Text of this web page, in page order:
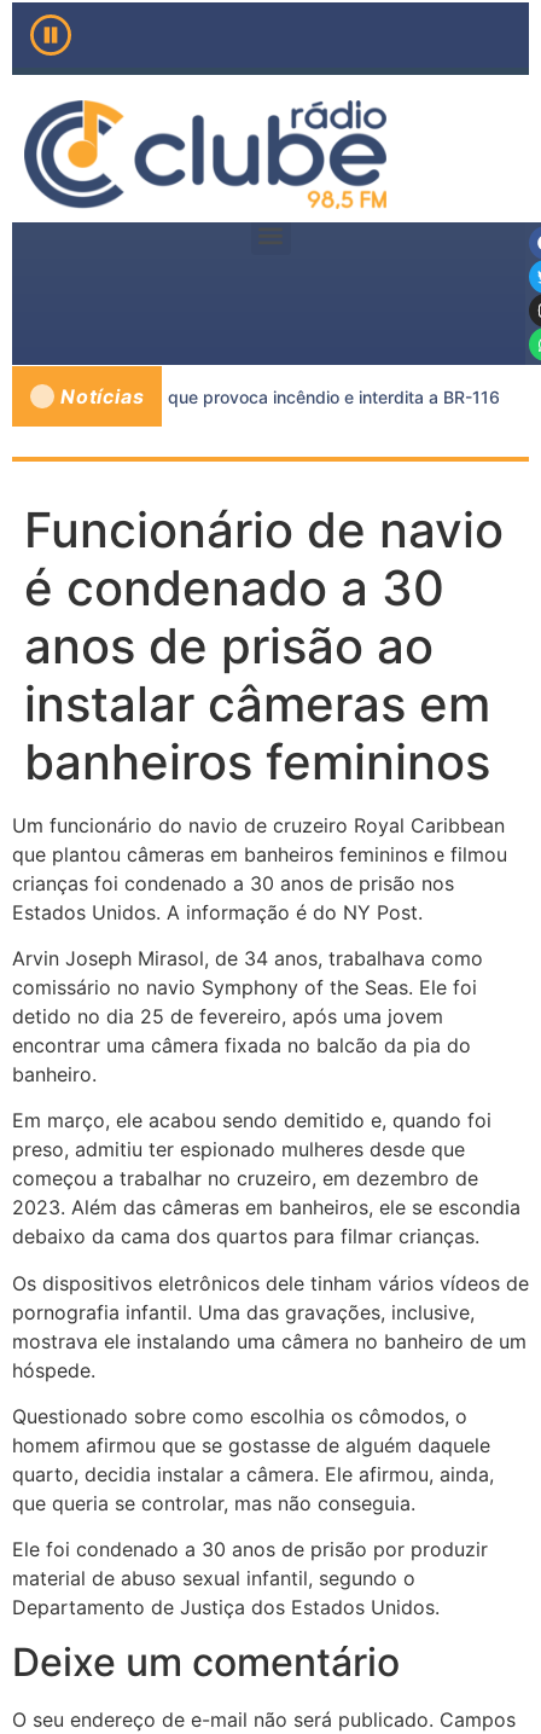
Notícias
e caminhão-tanque provoca incêndio e interdita a BR-116
Funcionário de navio
é condenado a 30
anos de prisão ao
instalar câmeras em
banheiros femininos
Um funcionário do navio de cruzeiro Royal Caribbean
que plantou câmeras em banheiros femininos e filmou
crianças foi condenado a 30 anos de prisão nos
Estados Unidos. A informação é do NY Post.
Arvin Joseph Mirasol, de 34 anos, trabalhava como
comissário no navio Symphony of the Seas. Ele foi
detido no dia 25 de fevereiro, após uma jovem
encontrar uma câmera fixada no balcão da pia do
banheiro.
Em março, ele acabou sendo demitido e, quando foi
preso, admitiu ter espionado mulheres desde que
começou a trabalhar no cruzeiro, em dezembro de
2023. Além das câmeras em banheiros, ele se escondia
debaixo da cama dos quartos para filmar crianças.
Os dispositivos eletrônicos dele tinham vários vídeos de
pornografia infantil. Uma das gravações, inclusive,
mostrava ele instalando uma câmera no banheiro de um
hóspede.
Questionado sobre como escolhia os cômodos, o
homem afirmou que se gostasse de alguém daquele
quarto, decidia instalar a câmera. Ele afirmou, ainda,
que queria se controlar, mas não conseguia.
Ele foi condenado a 30 anos de prisão por produzir
material de abuso sexual infantil, segundo o
Departamento de Justiça dos Estados Unidos.
Deixe um comentário
O seu endereço de e-mail não será publicado. Campos